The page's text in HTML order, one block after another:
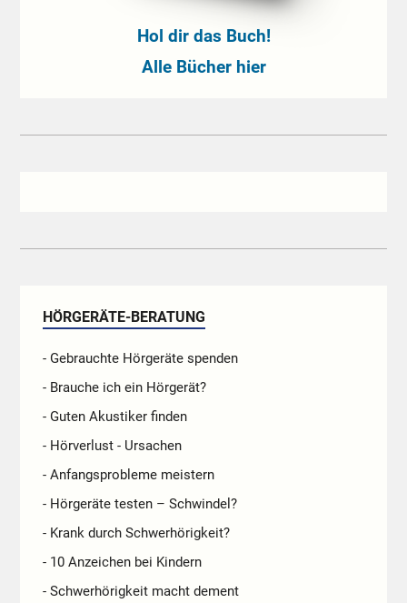
Hol dir das Buch!
Alle Bücher hier
HÖRGERÄTE-BERATUNG
- Gebrauchte Hörgeräte spenden
- Brauche ich ein Hörgerät?
- Guten Akustiker finden
- Hörverlust - Ursachen
- Anfangsprobleme meistern
- Hörgeräte testen – Schwindel?
- Krank durch Schwerhörigkeit?
- 10 Anzeichen bei Kindern
- Schwerhörigkeit macht dement